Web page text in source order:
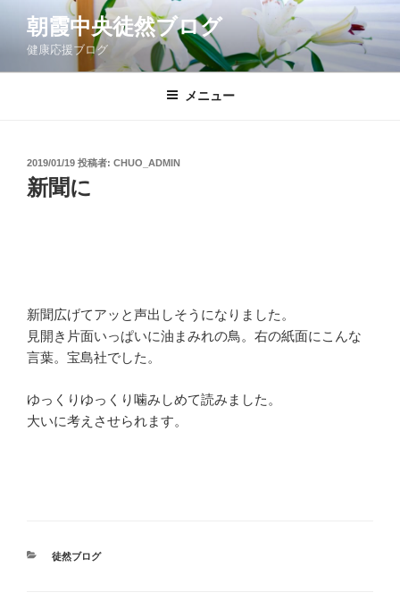
ン
朝霞中央徒然ブログ
健康応援ブログ
メニュー
投
稿
日:
2019/01/19 投稿者: CHUO_ADMIN
新聞に
新聞広げてアッと声出しそうになりました。
見開き片面いっぱいに油まみれの鳥。右の紙面にこんな
言葉。宝島社でした。
ゆっくりゆっくり噛みしめて読みました。
大いに考えさせられます。
カ
徒然ブログ